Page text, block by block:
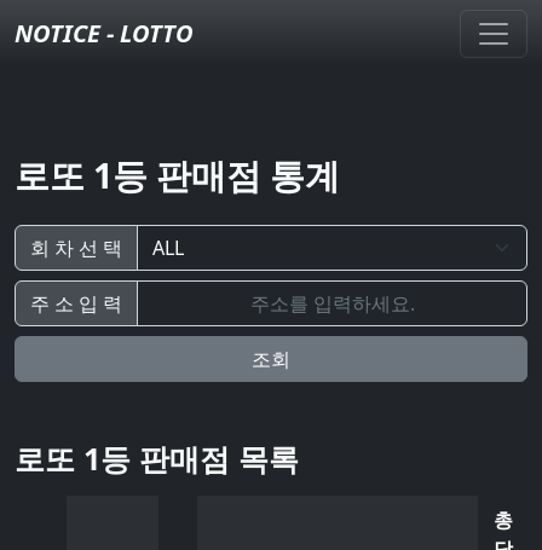
NOTICE - LOTTO
로또 1등 판매점 통계
회 차 선 택
주 소 입 력
조회
로또 1등 판매점 목록
총